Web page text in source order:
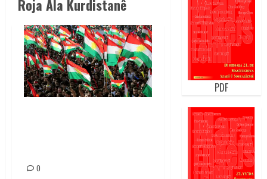
Roja Ala Kurdistanê
0
PDF